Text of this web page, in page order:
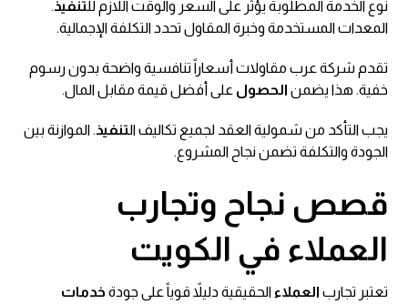
نوع الخدمة المطلوبة يؤثر على السعر والوقت اللازم للتنفيذ.
المعدات المستخدمة وخبرة المقاول تحدد التكلفة الإجمالية.
تقدم شركة عرب مقاولات أسعاراً تنافسية واضحة بدون رسوم
خفية. هذا يضمن الحصول على أفضل قيمة مقابل المال.
يجب التأكد من شمولية العقد لجميع تكاليف التنفيذ. الموازنة بين
الجودة والتكلفة تضمن نجاح المشروع.
قصص نجاح وتجارب
العملاء في الكويت
تعتبر تجارب العملاء الحقيقية دليلاً قوياً على جودة خدمات